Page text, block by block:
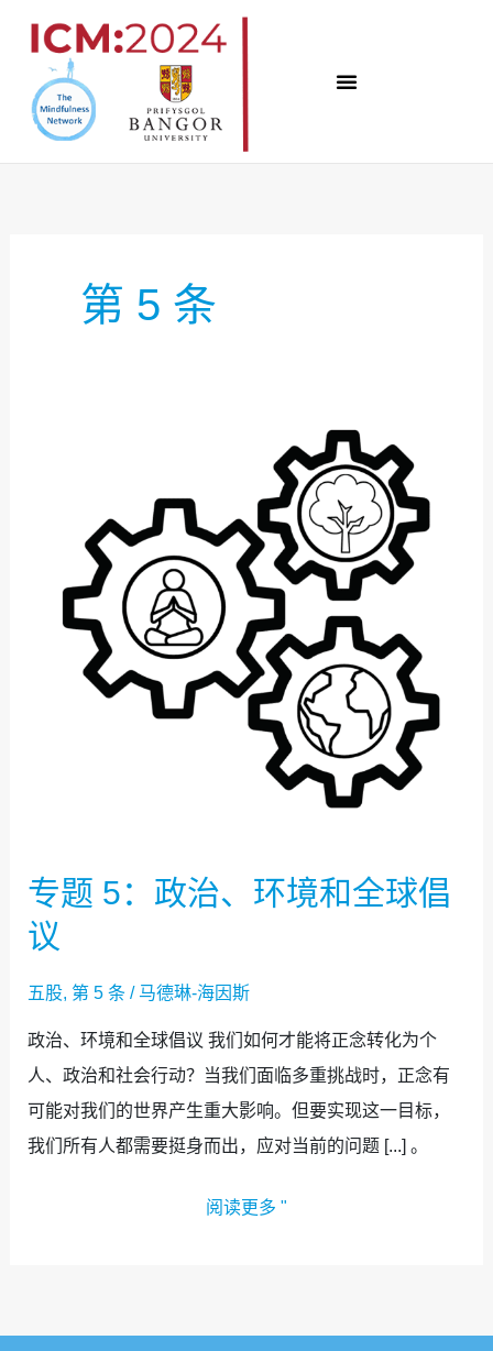
第 5 条
专题 5：政治、环境和全球倡
议
五股, 第 5 条 / 马德琳-海因斯
政治、环境和全球倡议 我们如何才能将正念转化为个
人、政治和社会行动？当我们面临多重挑战时，正念有
可能对我们的世界产生重大影响。但要实现这一目标，
我们所有人都需要挺身而出，应对当前的问题 [...] 。
政
治、
环
境
和
阅读更多 "